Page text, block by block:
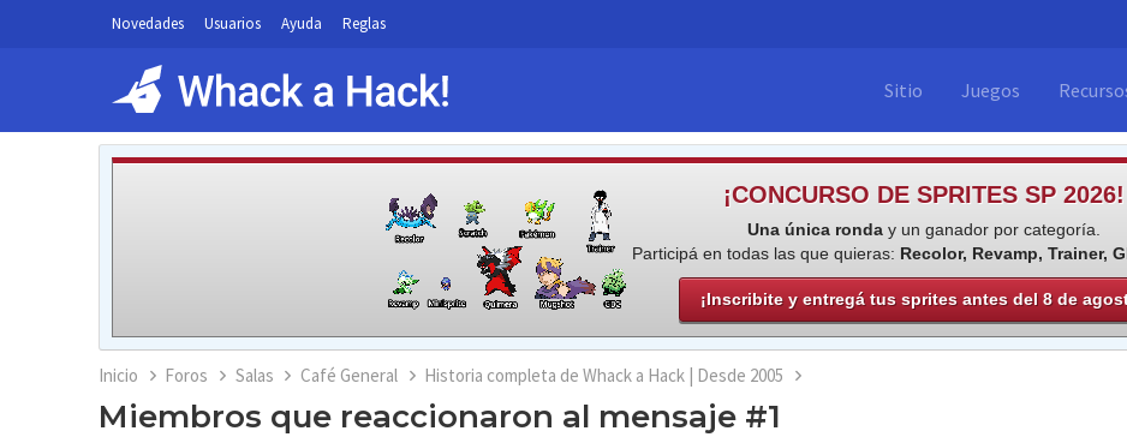
Novedades Usuarios Ayuda Reglas
Sitio Juegos
¡CONCURSO DE SPRITES SP 2026!
Una única ronday un ganador por categoría.
Participá en todas las que quieras: Recolor, Revamp, Trainer,
¡Inscribite y entregá tus sprites antes del 8 de
Inicio Foros Salas Café General Historia completa de Whack a Hack | Desde 2005
Miembros que reaccionaron al mensaje #1